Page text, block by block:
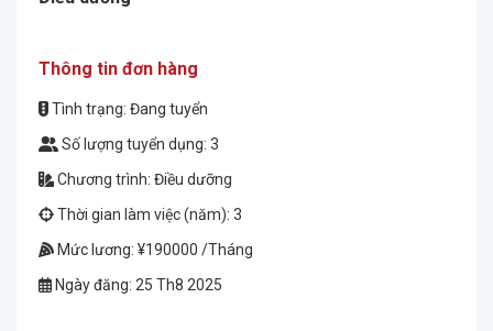
Thông tin đơn hàng
Tình trạng: Đang tuyển
Số lượng tuyển dụng: 3
Chương trình: Điều dưỡng
Thời gian làm việc (năm): 3
Mức lương: ¥190000 /Tháng
Ngày đăng: 25 Th8 2025